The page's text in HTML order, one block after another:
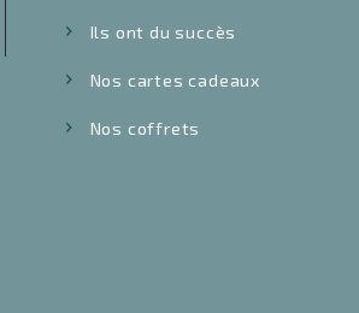
Ils ont du succès
Nos cartes cadeaux
Nos coffrets